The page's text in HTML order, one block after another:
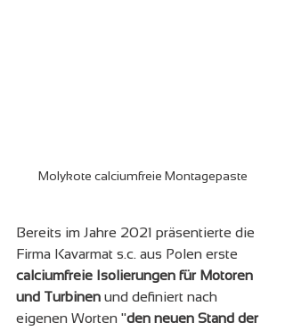
Molykote calciumfreie Montagepaste
Bereits im Jahre 2021 präsentierte die
Firma Kavarmat s.c. aus Polen erste
calciumfreie Isolierungen für Motoren
und Turbinen und definiert nach
eigenen Worten "den neuen Stand der